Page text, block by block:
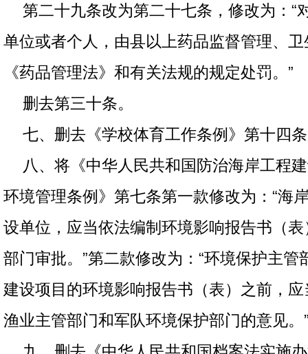
第二十九条改为第二十七条，修改为：“
单位或者个人，由县以上药品监督管理、
《药品管理法》和有关法规的规定处罚。”
删去第三十条。
七、删去《学校体育工作条例》第十四
八、将《中华人民共和国防治海岸工程
环境管理条例》第七条第一款修改为：“海
设单位，应当依法编制环境影响报告书（
部门审批。”第二款修改为：“环境保护主管
建设项目的环境影响报告书（表）之前，
渔业主管部门和军队环境保护部门的意见。